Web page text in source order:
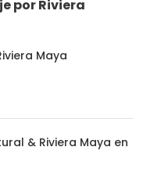
por Riviera
Maya
& Riviera Maya en